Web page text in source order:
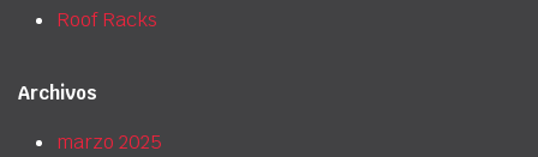
Roof Racks
Archivos
marzo 2025